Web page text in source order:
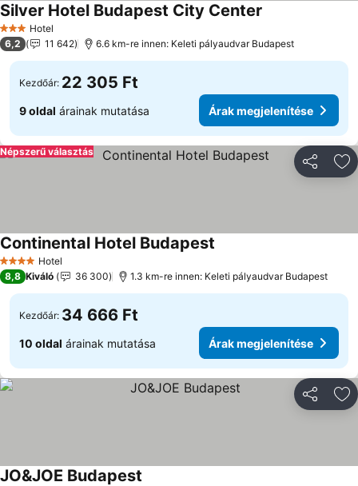
3 Kategória
Hotel
Silver Hotel Budapest City Center
6,2 11 642 6.6 km-re innen: Keleti pályaudvar Budapest
Kezdőár: 22 305 Ft
9 oldal árainak mutatása Árak megjelenítése
Népszerű választás
4 KategóriaHotel
Continental Hotel Budapest
8,8 Kiváló 36 300 1.3 km-re innen: Keleti pályaudvar Budapest
Kezdőár: 34 666 Ft
10 oldal árainak mutatása Árak megjelenítése
JO&JOE Budapest